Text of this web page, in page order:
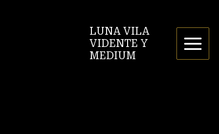
LUNA VILA
VIDENTE Y
MEDIUM